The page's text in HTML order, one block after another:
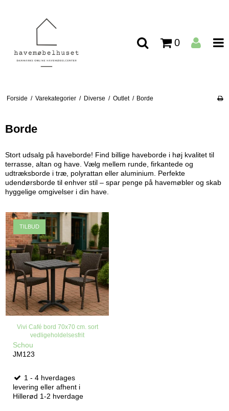
0
Forside / Varekategorier / Diverse / Outlet / Borde
Borde
Stort udsalg på haveborde! Find billige haveborde i høj kvalitet til
terrasse, altan og have. Vælg mellem runde, firkantede og
udtræksborde i træ, polyrattan eller aluminium. Perfekte
udendørsborde til enhver stil – spar penge på havemøbler og skab
hyggelige omgivelser i din have.
TILBUD
Vivi Café bord 70x70 cm. sort
vedligeholdelsesfrit
Schou
JM123
1 - 4 hverdages
levering eller afhent i
Hillerød 1-2 hverdage